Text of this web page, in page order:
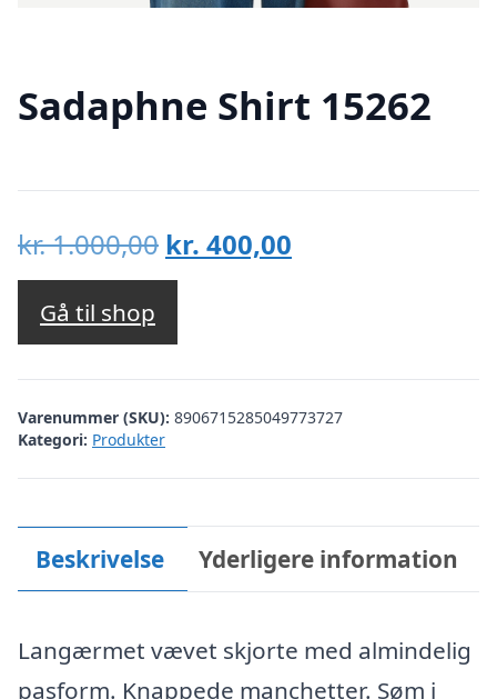
Sadaphne Shirt 15262
kr.1.000,00 Den
oprindelige
var:
kr. 1.000,00.
kr. 400,00
kr. 400,00.
Gå til shop
Varenummer (SKU): 8906715285049773727
Kategori: Produkter
Beskrivelse Yderligere information
Langærmet vævet skjorte med almindelig
pasform. Knappede manchetter. Søm i